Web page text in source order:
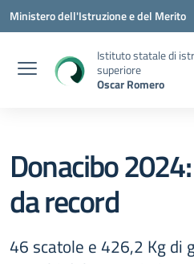
Vai ai contenuti
Vai al menu di navigazione
Vai al footer
Ministero dell'Istruzione e del Merito
Istituto statale di
superiore
Oscar Romero
Donacibo
da record
46 scatole e 426,2 Kg di